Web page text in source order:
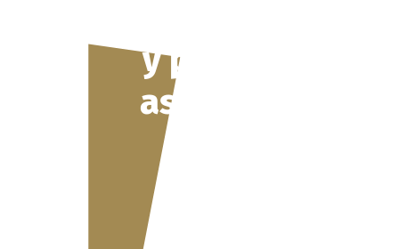
y provisiones:
así protege su